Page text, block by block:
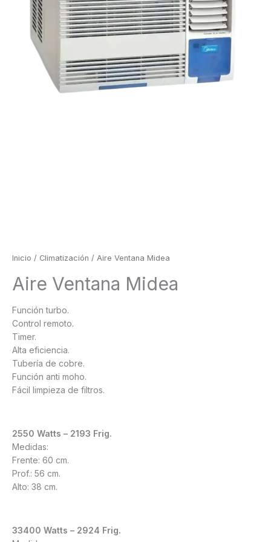
Inicio / Climatización / Aire Ventana Midea
Aire Ventana Midea
Función turbo.
Control remoto.
Timer.
Alta eficiencia.
Tubería de cobre.
Función anti moho.
Fácil limpieza de filtros.
2550 Watts – 2193 Frig.
Medidas:
Frente: 60 cm.
Prof.: 56 cm.
Alto: 38 cm.
33400 Watts – 2924 Frig.